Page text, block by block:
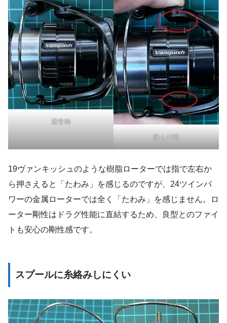
通常時
挟んだ時
19ヴァンキッシュのような樹脂ローターでは指で左右か
ら押さえると「たわみ」を感じるのですが、24ツインパ
ワーの金属ローターでは全く「たわみ」を感じません。ロ
ーター剛性はドラグ性能に直結するため、良型とのファイ
トも安心の剛性感です。
スプールに糸絡みしにくい